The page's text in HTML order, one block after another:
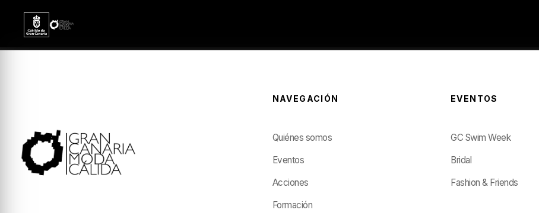
NAVEGACIÓN
Quiénes somos
Eventos
Acciones
Formación
EVENTOS
GC Swim Week
Bridal
Fashion & Friends